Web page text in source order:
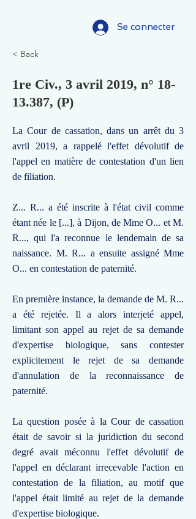
Se connecter
< Back
1re Civ., 3 avril 2019, n° 18-
13.387, (P)
La Cour de cassation, dans un arrêt du 3
avril 2019, a rappelé l'effet dévolutif de
l'appel en matière de contestation d'un lien
de filiation.
Z... R... a été inscrite à l'état civil comme
étant née le [...], à Dijon, de Mme O... et M.
R..., qui l'a reconnue le lendemain de sa
naissance. M. R... a ensuite assigné Mme
O... en contestation de paternité.
En première instance, la demande de M. R...
a été rejetée. Il a alors interjeté appel,
limitant son appel au rejet de sa demande
d'expertise biologique, sans contester
explicitement le rejet de sa demande
d'annulation de la reconnaissance de
paternité.
La question posée à la Cour de cassation
était de savoir si la juridiction du second
degré avait méconnu l'effet dévolutif de
l'appel en déclarant irrecevable l'action en
contestation de la filiation, au motif que
l'appel était limité au rejet de la demande
d'expertise biologique.